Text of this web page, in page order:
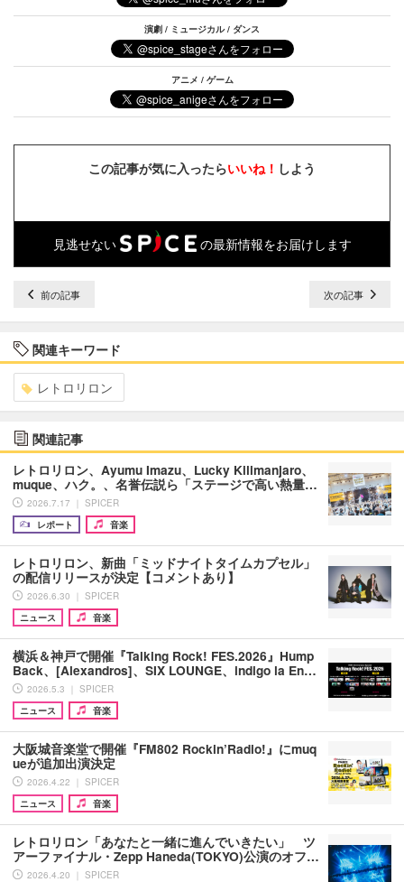
演劇 / ミュージカル / ダンス
アニメ / ゲーム
この記事が気に入ったらいいね！ しよう
見逃せない の最新情報をお届けします
前の記事 次の記事
関連キーワード
レトロリロン
関連記事
レトロリロン、Ayumu Imazu、Lucky Kilimanjaro、
muque、ハク。、名誉伝説ら「ステージで高い熱量…
2026.7.17 ｜ SPICER
レポート
音楽
レトロリロン、新曲「ミッドナイトタイムカプセル」
の配信リリースが決定【コメントあり】
2026.6.30 ｜ SPICER
ニュース
音楽
横浜＆神戸で開催『Talking Rock! FES.2026』Hump
Back、[Alexandros]、SIX LOUNGE、indigo la En…
2026.5.3 ｜ SPICER
ニュース
音楽
大阪城音楽堂で開催『FM802 Rockin’Radio!』にmuq
ueが追加出演決定
2026.4.22 ｜ SPICER
ニュース
音楽
レトロリロン「あなたと一緒に進んでいきたい」 ツ
アーファイナル・Zepp Haneda(TOKYO)公演のオフ…
2026.4.20 ｜ SPICER